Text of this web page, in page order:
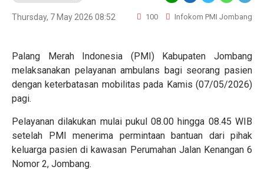
Thursday, 7 May 2026 08:52 100 Infokom PMI Jombang
Palang Merah Indonesia (PMI) Kabupaten Jombang
melaksanakan pelayanan ambulans bagi seorang pasien
dengan keterbatasan mobilitas pada Kamis (07/05/2026)
pagi.
Pelayanan dilakukan mulai pukul 08.00 hingga 08.45 WIB
setelah PMI menerima permintaan bantuan dari pihak
keluarga pasien di kawasan Perumahan Jalan Kenangan 6
Nomor 2, Jombang.